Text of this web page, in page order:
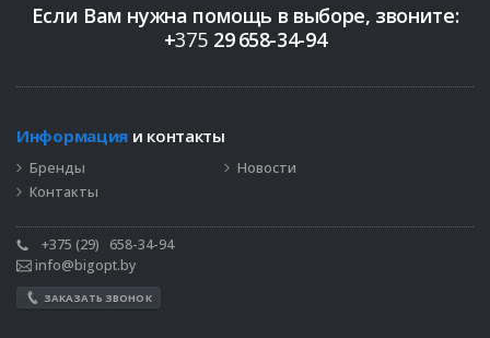
Если Вам нужна помощь в выборе, звоните:
+375 29658-34-94
Информация и контакты
Бренды
Новости
Контакты
+375 (29)
658-34-94
info@bigopt.by
ЗАКАЗАТЬ ЗВОНОК